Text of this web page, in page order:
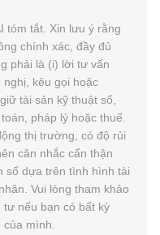
tóm tắt. Xin lưu ý rằng
chính xác, đầy đủ
phải là (i) lời tư vấn
kêu gọi hoặc
tài sản kỹ thuật số,
pháp lý hoặc thuế.
thị trường, có độ rủi
cân nhắc cẩn thận
số dựa trên tình hình tài
Vui lòng tham khảo
tư nếu bạn có bất kỳ
mình.